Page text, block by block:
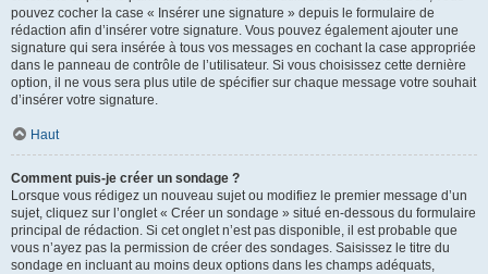
pouvez cocher la case « Insérer une signature » depuis le formulaire de
rédaction afin d’insérer votre signature. Vous pouvez également ajouter une
signature qui sera insérée à tous vos messages en cochant la case appropriée
dans le panneau de contrôle de l’utilisateur. Si vous choisissez cette dernière
option, il ne vous sera plus utile de spécifier sur chaque message votre souhait
d’insérer votre signature.
Haut
Comment puis-je créer un sondage ?
Lorsque vous rédigez un nouveau sujet ou modifiez le premier message d’un
sujet, cliquez sur l’onglet « Créer un sondage » situé en-dessous du formulaire
principal de rédaction. Si cet onglet n’est pas disponible, il est probable que
vous n’ayez pas la permission de créer des sondages. Saisissez le titre du
sondage en incluant au moins deux options dans les champs adéquats,